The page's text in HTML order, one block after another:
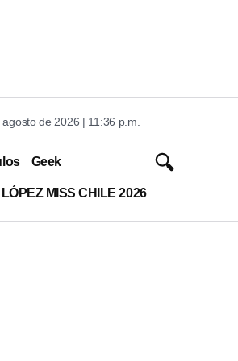
de 2026 | 11:36 p.m.
Geek
LÓPEZ MISS CHILE 2026